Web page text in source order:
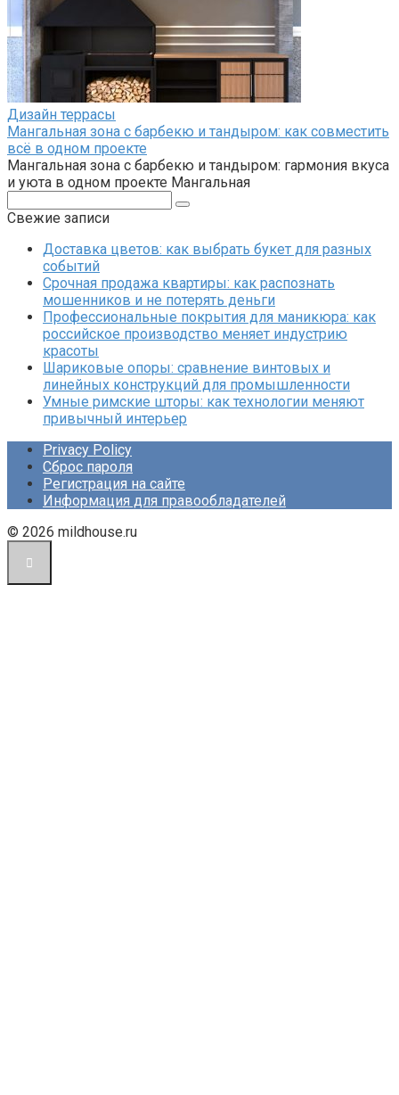
Дизайн террасы
Мангальная зона с барбекю и тандыром: как совместить
всё в одном проекте
Мангальная зона с барбекю и тандыром: гармония вкуса
и уюта в одном проекте Мангальная
Свежие записи
Доставка цветов: как выбрать букет для разных
событий
Срочная продажа квартиры: как распознать
мошенников и не потерять деньги
Профессиональные покрытия для маникюра: как
российское производство меняет индустрию
красоты
Шариковые опоры: сравнение винтовых и
линейных конструкций для промышленности
Умные римские шторы: как технологии меняют
привычный интерьер
Privacy Policy
Сброс пароля
Регистрация на сайте
Информация для правообладателей
© 2026 mildhouse.ru